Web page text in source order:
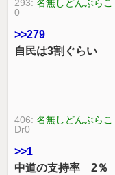
293:名無しどんぶらこ
0
>>279
自民は3割ぐらい
406:名無しどんぶらこ
Dr0
>>1
中道の支持率 2％